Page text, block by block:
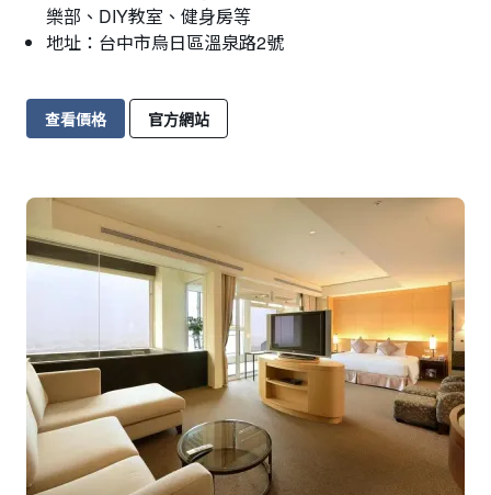
樂部、DIY教室、健身房等
地址：台中市烏日區溫泉路2號
查看價格 官方網站